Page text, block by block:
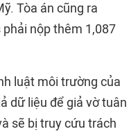
Tòa án cũng ra
nộp thêm 1,087
luật môi trường của
dữ liệu để giả vờ tuân
sẽ bị truy cứu trách